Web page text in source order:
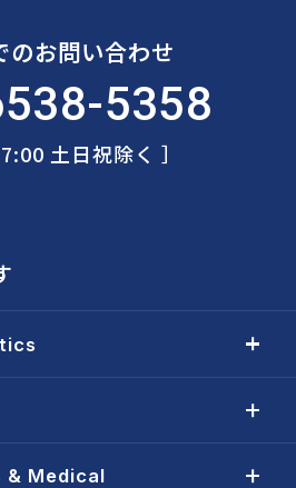
のお問い合わせ
5358
土日祝除く ］
& Medical